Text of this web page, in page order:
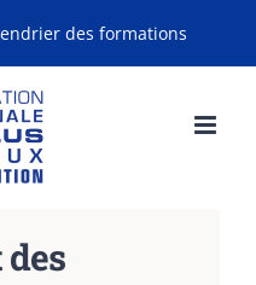
des formations